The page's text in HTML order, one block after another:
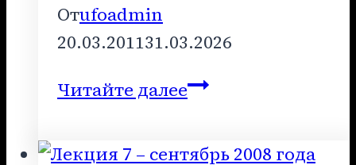
Отufoadmin
20.03.201131.03.2026
Читайте далееЛекция